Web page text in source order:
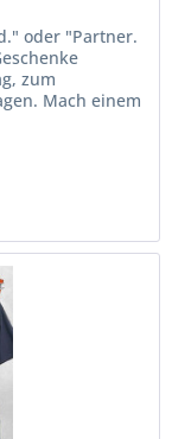
oder "Partner.
zum
Mach einem